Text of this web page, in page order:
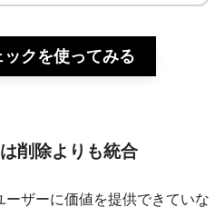
クを使ってみる
削除よりも統合
ザーに価値を提供できていな